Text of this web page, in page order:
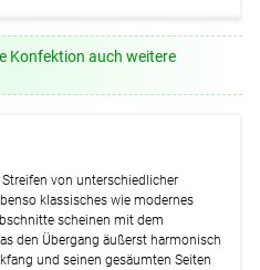
Konfektion auch weitere
von unterschiedlicher
klassisches wie modernes
scheinen mit dem
den Übergang äußerst harmonisch
und seinen gesäumten Seiten